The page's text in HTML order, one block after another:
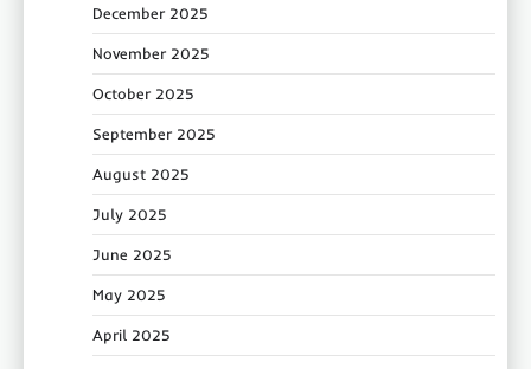
December 2025
November 2025
October 2025
September 2025
August 2025
July 2025
June 2025
May 2025
April 2025